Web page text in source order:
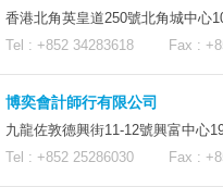
香港北角英皇道250號北角城中心
Tel : +852 34283618 Fax :
博奕會計師行有限公司
九龍佐敦德興街11-12號興富中心
Tel : +852 25286030 Fax :